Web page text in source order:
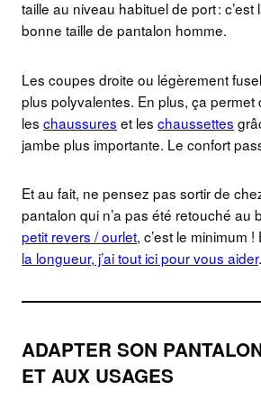
taille au niveau habituel de port :
bonne taille de pantalon homme.
Les coupes droite ou légèrement
plus polyvalentes. En plus, ça permet
les chaussures et les chaussettes
jambe plus importante. Le confort
Et au fait, ne pensez pas sortir de
pantalon qui n’a pas été retouché au
petit revers / ourlet, c’est le minimum !
la longueur, j’ai tout ici pour vous aider.
ADAPTER SON
ET AUX USAGES